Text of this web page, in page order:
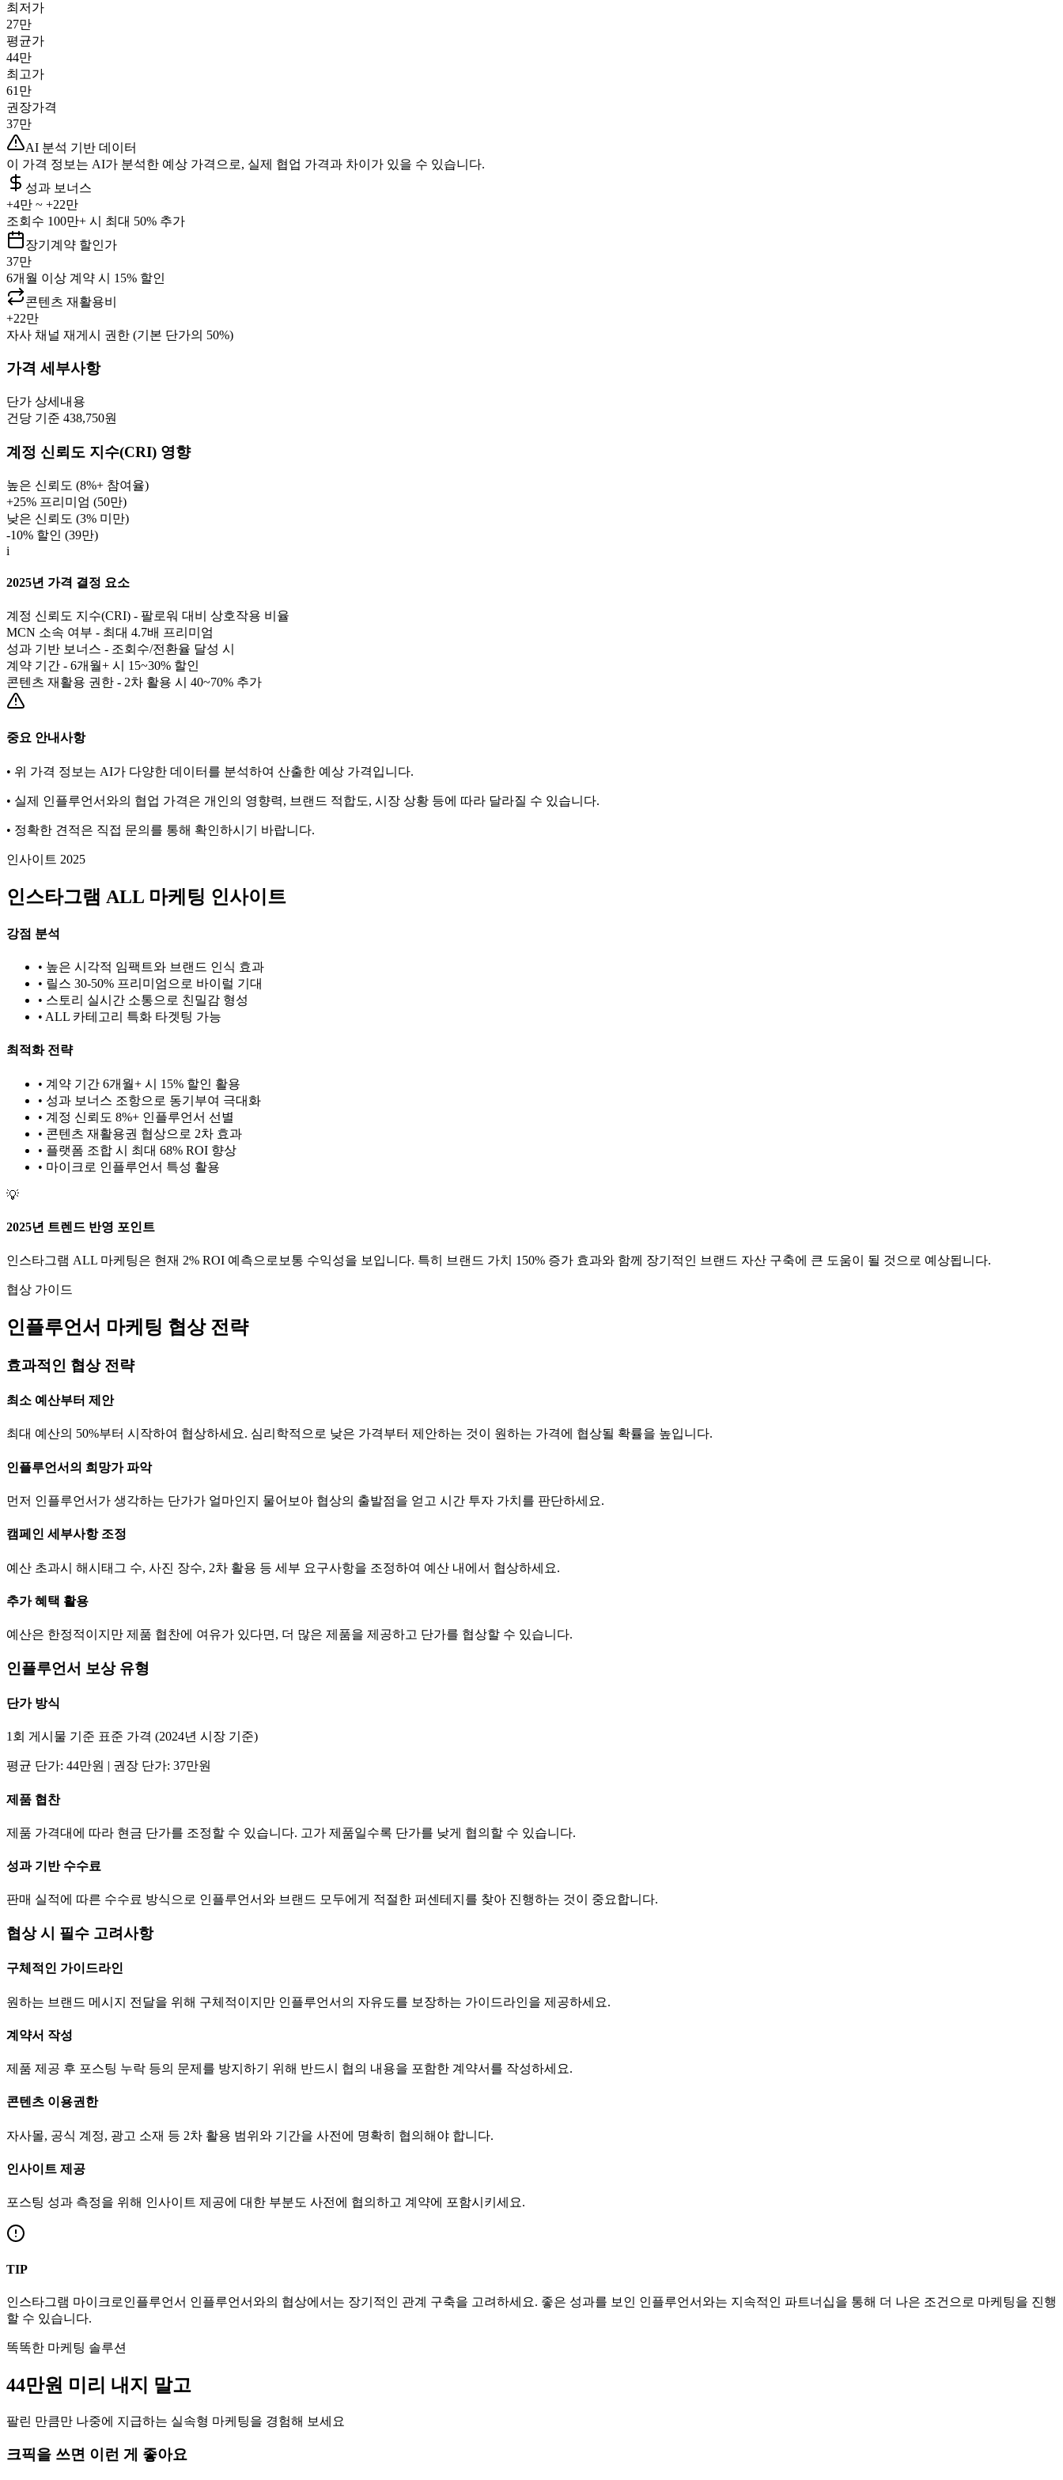
최저가
27만
평균가
44만
최고가
61만
권장가격
37만
AI 분석 기반 데이터
이 가격 정보는 AI가 분석한 예상 가격으로, 실제 협업 가격과 차이가 있을 수 있습니다.
성과 보너스
+4만 ~ +22만
조회수 100만+ 시 최대 50% 추가
장기계약 할인가
37만
6개월 이상 계약 시 15% 할인
콘텐츠 재활용비
+22만
자사 채널 재게시 권한 (기본 단가의 50%)
가격 세부사항
단가 상세내용
건당 기준 438,750원
계정 신뢰도 지수(CRI) 영향
높은 신뢰도 (8%+ 참여율)
+25% 프리미엄 (50만)
낮은 신뢰도 (3% 미만)
-10% 할인 (39만)
i
2025년 가격 결정 요소
계정 신뢰도 지수(CRI) - 팔로워 대비 상호작용 비율
MCN 소속 여부 - 최대 4.7배 프리미엄
성과 기반 보너스 - 조회수/전환율 달성 시
계약 기간 - 6개월+ 시 15~30% 할인
콘텐츠 재활용 권한 - 2차 활용 시 40~70% 추가
중요 안내사항
• 위 가격 정보는 AI가 다양한 데이터를 분석하여 산출한 예상 가격입니다.
• 실제 인플루언서와의 협업 가격은 개인의 영향력, 브랜드 적합도, 시장 상황 등에 따라 달라질 수 있습니다.
• 정확한 견적은 직접 문의를 통해 확인하시기 바랍니다.
인사이트 2025
인스타그램 ALL 마케팅 인사이트
강점 분석
• 높은 시각적 임팩트와 브랜드 인식 효과
• 릴스 30-50% 프리미엄으로 바이럴 기대
• 스토리 실시간 소통으로 친밀감 형성
• ALL 카테고리 특화 타겟팅 가능
최적화 전략
• 계약 기간 6개월+ 시 15% 할인 활용
• 성과 보너스 조항으로 동기부여 극대화
• 계정 신뢰도 8%+ 인플루언서 선별
• 콘텐츠 재활용권 협상으로 2차 효과
• 플랫폼 조합 시 최대 68% ROI 향상
• 마이크로 인플루언서 특성 활용
💡
2025년 트렌드 반영 포인트
인스타그램 ALL 마케팅은 현재 2% ROI 예측으로 보통 수익성을 보입니다. 특히 브랜드 가치 150% 증가 효과와 함께 장기적인 브랜드 자산 구축에 큰 도움이 될 것으로 예상됩니다.
협상 가이드
인플루언서 마케팅 협상 전략
효과적인 협상 전략
최소 예산부터 제안
최대 예산의 50%부터 시작하여 협상하세요. 심리학적으로 낮은 가격부터 제안하는 것이 원하는 가격에 협상될 확률을 높입니다.
인플루언서의 희망가 파악
먼저 인플루언서가 생각하는 단가가 얼마인지 물어보아 협상의 출발점을 얻고 시간 투자 가치를 판단하세요.
캠페인 세부사항 조정
예산 초과시 해시태그 수, 사진 장수, 2차 활용 등 세부 요구사항을 조정하여 예산 내에서 협상하세요.
추가 혜택 활용
예산은 한정적이지만 제품 협찬에 여유가 있다면, 더 많은 제품을 제공하고 단가를 협상할 수 있습니다.
인플루언서 보상 유형
단가방식
1회 게시물 기준 표준 가격 (2024년 시장 기준)
평균 단가: 44만원 | 권장 단가: 37만원
제품 협찬
제품 가격대에 따라 현금 단가를 조정할 수 있습니다. 고가 제품일수록 단가를 낮게 협의할 수 있습니다.
성과 기반 수수료
판매 실적에 따른 수수료 방식으로 인플루언서와 브랜드 모두에게 적절한 퍼센테지를 찾아 진행하는 것이 중요합니다.
협상 시 필수 고려사항
구체적인 가이드라인
원하는 브랜드 메시지 전달을 위해 구체적이지만 인플루언서의 자유도를 보장하는 가이드라인을 제공하세요.
계약서 작성
제품 제공 후 포스팅 누락 등의 문제를 방지하기 위해 반드시 협의 내용을 포함한 계약서를 작성하세요.
콘텐츠 이용권한
자사몰, 공식 계정, 광고 소재 등 2차 활용 범위와 기간을 사전에 명확히 협의해야 합니다.
인사이트 제공
포스팅 성과 측정을 위해 인사이트 제공에 대한 부분도 사전에 협의하고 계약에 포함시키세요.
TIP
인스타그램 마이크로인플루언서 인플루언서와의 협상에서는 장기적인 관계 구축을 고려하세요. 좋은 성과를 보인 인플루언서와는 지속적인 파트너십을 통해 더 나은 조건으로 마케팅을 진행
할 수 있습니다.
똑똑한 마케팅 솔루션
44만원 미리 내지 말고
팔린 만큼만 나중에 지급하는 실속형 마케팅을 경험해 보세요
크픽을 쓰면 이런 게 좋아요